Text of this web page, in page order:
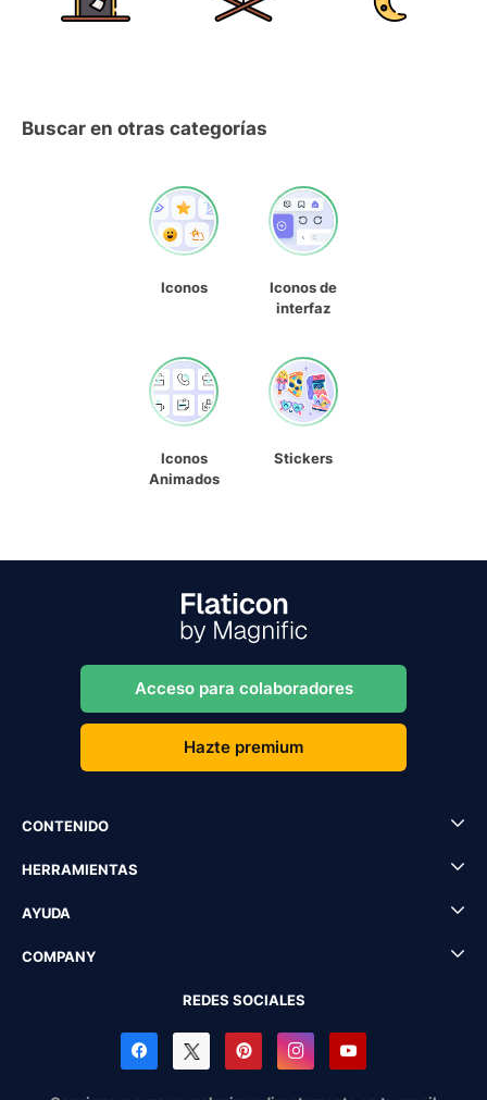
Buscar en otras categorías
Iconos
Iconos de
interfaz
Iconos
Animados
Stickers
Acceso para colaboradores
Hazte premium
CONTENIDO
HERRAMIENTAS
AYUDA
COMPANY
REDES SOCIALES